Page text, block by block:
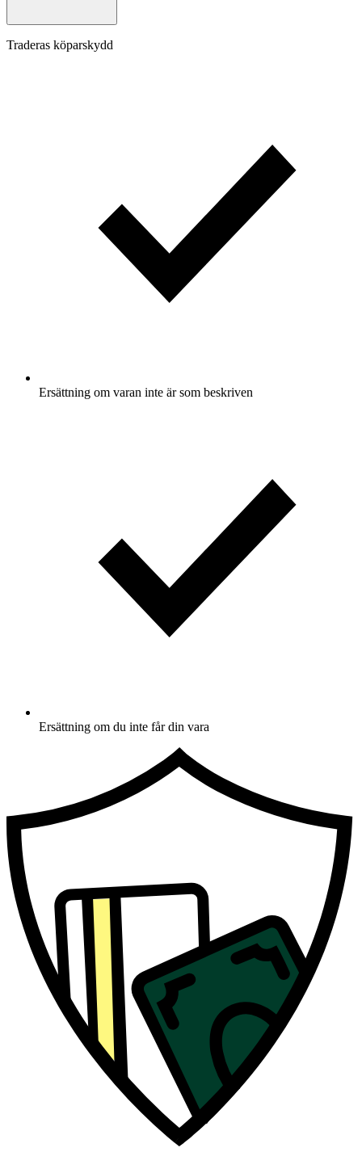
Traderas köparskydd
Ersättning om varan inte är som beskriven
Ersättning om du inte får din vara